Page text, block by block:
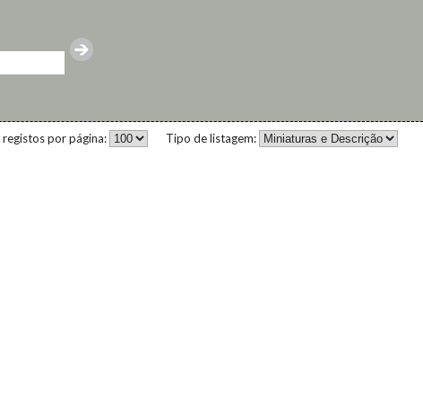
Tipo de listagem:
registos por página: